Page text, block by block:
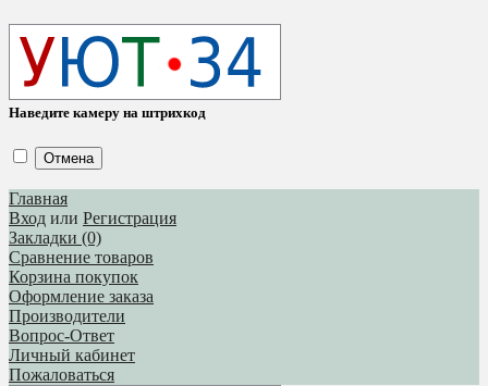
Наведите камеру на штрихкод
Отмена
Главная
Вход или Регистрация
Закладки (0)
Сравнение товаров
Корзина покупок
Оформление заказа
Производители
Вопрос-Ответ
Личный кабинет
Пожаловаться